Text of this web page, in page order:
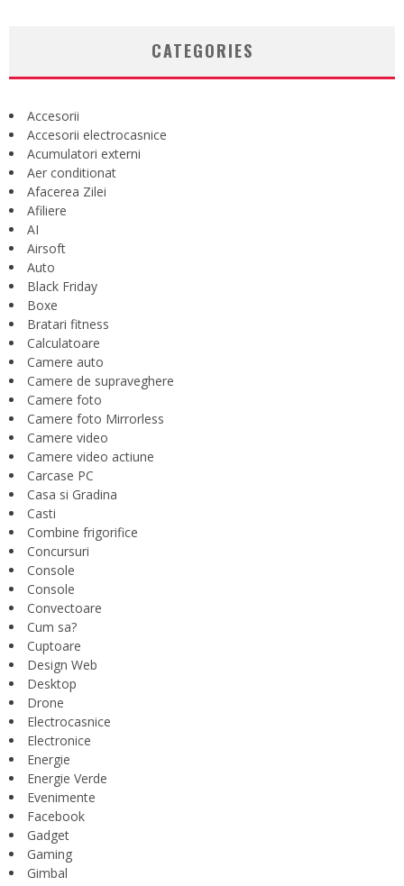
CATEGORIES
Accesorii
Accesorii electrocasnice
Acumulatori externi
Aer conditionat
Afacerea Zilei
Afiliere
AI
Airsoft
Auto
Black Friday
Boxe
Bratari fitness
Calculatoare
Camere auto
Camere de supraveghere
Camere foto
Camere foto Mirrorless
Camere video
Camere video actiune
Carcase PC
Casa si Gradina
Casti
Combine frigorifice
Concursuri
Console
Console
Convectoare
Cum sa?
Cuptoare
Design Web
Desktop
Drone
Electrocasnice
Electronice
Energie
Energie Verde
Evenimente
Facebook
Gadget
Gaming
Gimbal